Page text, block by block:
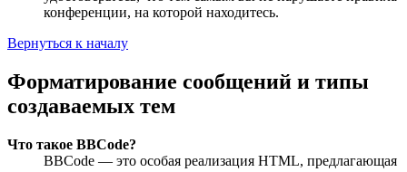
конференции, на которой находитесь.
Вернуться к началу
Форматирование сообщений и типы
создаваемых тем
Что такое BBCode?
BBCode — это особая реализация HTML, предлагающая